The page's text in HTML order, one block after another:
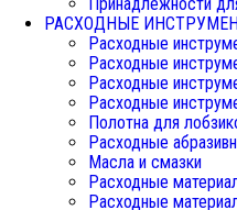
РАСХОДНЫЕ
Расходные
Расходные
Расходные
Расходные
Полотна для
Расходные
Масла и смазки
Расходные
Расходные